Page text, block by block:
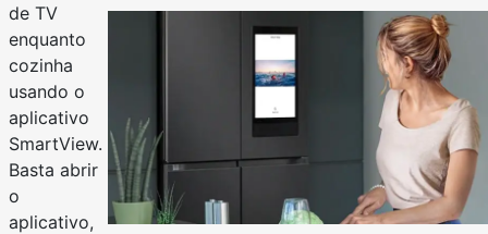
de TV
enquanto
cozinha
usando o
aplicativo
SmartView.
Basta abrir
o
aplicativo,